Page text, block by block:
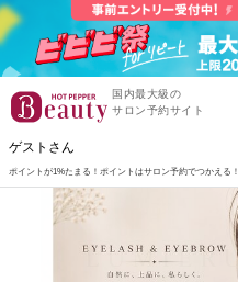
国内最大級の
サロン予約サイト
ゲストさん
ポイントが1%たまる！ ポイントはサロン予約でつかえる！